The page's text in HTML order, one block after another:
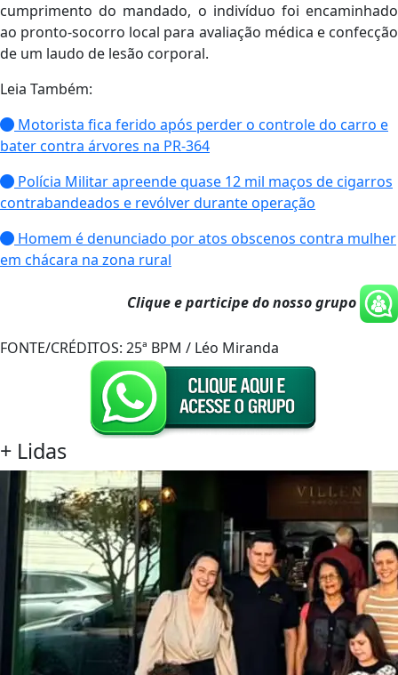
cumprimento do mandado, o indivíduo foi encaminhado
ao pronto-socorro local para avaliação médica e confecção
de um laudo de lesão corporal.
Leia Também:
Motorista fica ferido após perder o controle do carro e
bater contra árvores na PR-364
Polícia Militar apreende quase 12 mil maços de cigarros
contrabandeados e revólver durante operação
Homem é denunciado por atos obscenos contra mulher
em chácara na zona rural
Clique e participe do nosso grupo
FONTE/CRÉDITOS: 25ª BPM / Léo Miranda
+ Lidas